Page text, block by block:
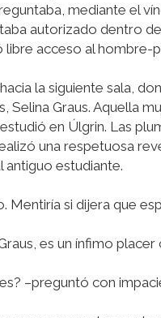
mediante el
autorizado dentro
acceso al hombre-
la siguiente sala,
Selina Graus. Aquella
en Úlgrin. Las
una respetuosa
antiguo estudiante.
Mentiría si dijera que
es un ínfimo placer
–preguntó con